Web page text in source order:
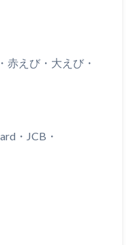
赤えび・大えび・
・JCB・